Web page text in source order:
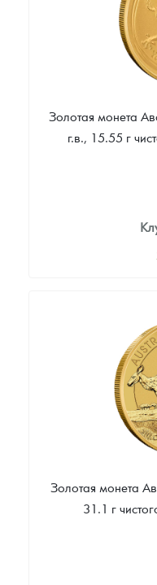
Золотая монета
г.в., 15.55 г
Золотая монета
31.1 г